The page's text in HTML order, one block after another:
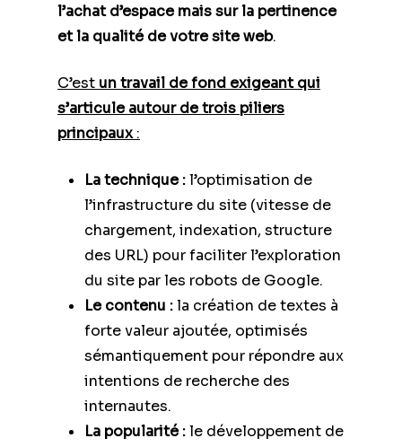
l’achat d’espace mais sur la pertinence
et la qualité de votre site web.
C’est un travail de fond exigeant qui
s’articule autour de trois piliers
principaux:
La technique :l’optimisation de
l’infrastructure du site (vitesse de
chargement, indexation, structure
des URL) pour faciliter l’exploration
du site par les robots de Google.
Le contenu :la création de textes à
forte valeur ajoutée, optimisés
sémantiquement pour répondre aux
intentions de recherche des
internautes.
La popularité :le développement de